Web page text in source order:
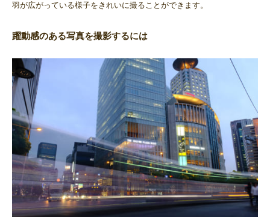
羽が広がっている様子をきれいに撮ることができます。
躍動感のある写真を撮影するには